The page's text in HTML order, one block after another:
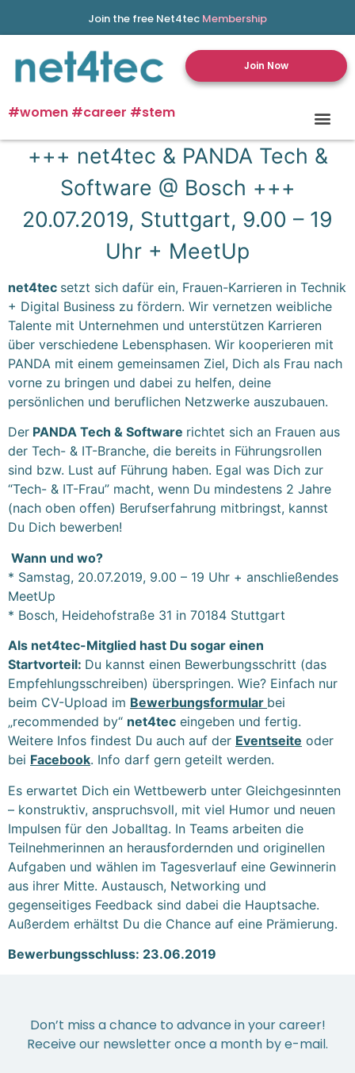
Join the free Net4tec Membership
Join Now
#women #career #stem
+++ net4tec & PANDA Tech &
Software @ Bosch +++
20.07.2019, Stuttgart, 9.00 – 19
Uhr + MeetUp
net4tec setzt sich dafür ein, Frauen-Karrieren in Technik
+ Digital Business zu fördern. Wir vernetzen weibliche
Talente mit Unternehmen und unterstützen Karrieren
über verschiedene Lebensphasen. Wir kooperieren mit
PANDA mit einem gemeinsamen Ziel, Dich als Frau nach
vorne zu bringen und dabei zu helfen, deine
persönlichen und beruflichen Netzwerke auszubauen.
Der PANDA Tech & Software richtet sich an Frauen aus
der Tech- & IT-Branche, die bereits in Führungsrollen
sind bzw. Lust auf Führung haben. Egal was Dich zur
“Tech- & IT-Frau” macht, wenn Du mindestens 2 Jahre
(nach oben offen) Berufserfahrung mitbringst, kannst
Du Dich bewerben!
Wann und wo?
* Samstag, 20.07.2019, 9.00 – 19 Uhr + anschließendes
MeetUp
* Bosch, Heidehofstraße 31 in 70184 Stuttgart
Als net4tec-Mitglied hast Du sogar einen
Startvorteil: Du kannst einen Bewerbungsschritt (das
Empfehlungsschreiben) überspringen. Wie? Einfach nur
beim CV-Upload im Bewerbungsformular bei
„recommended by“ net4tec eingeben und fertig.
Weitere Infos findest Du auch auf der Eventseite oder
bei Facebook. Info darf gern geteilt werden.
Es erwartet Dich ein Wettbewerb unter Gleichgesinnten
– konstruktiv, anspruchsvoll, mit viel Humor und neuen
Impulsen für den Joballtag. In Teams arbeiten die
Teilnehmerinnen an herausfordernden und originellen
Aufgaben und wählen im Tagesverlauf eine Gewinnerin
aus ihrer Mitte. Austausch, Networking und
gegenseitiges Feedback sind dabei die Hauptsache.
Außerdem erhältst Du die Chance auf eine Prämierung.
Bewerbungsschluss: 23.06.2019
Don’t miss a chance to advance in your career!
Receive our newsletter once a month by e-mail.